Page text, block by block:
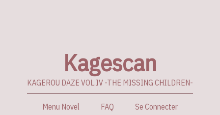
Kagescan
KAGEROU DAZE VOL.IV -THE MISSING CHILDREN-
Menu Novel FAQ Se Connecter